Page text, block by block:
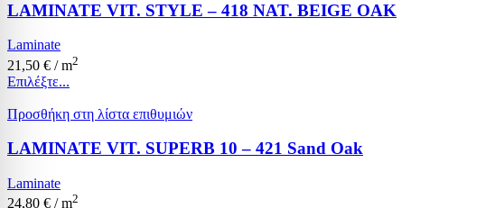
LAMINATE VIT. STYLE – 418 NAT. BEIGE OAK
Laminate
21,50 € / m2
Επιλέξτε...
Προσθήκη στη λίστα επιθυμιών
LAMINATE VIT. SUPERB 10 – 421 Sand Oak
Laminate
24,80 € / m2